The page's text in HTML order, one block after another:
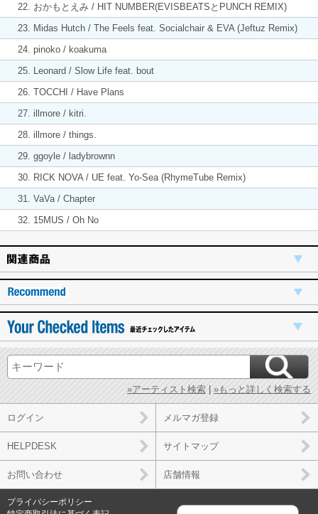
22. おかもとえみ / HIT NUMBER(EVISBEATSとPUNCH REMIX)
23. Midas Hutch / The Feels feat. Socialchair & EVA (Jeftuz Remix)
24. pinoko / koakuma
25. Leonard / Slow Life feat. bout
26. TOCCHI / Have Plans
27. illmore / kitri.
28. illmore / things.
29. ggoyle / ladybrownn
30. RICK NOVA / UE feat. Yo-Sea (RhymeTube Remix)
31. VaVa / Chapter
32. 15MUS / Oh No
»アーティスト検索 »もっと詳しく検索する
ログイン メルマガ登録
HELPDESK サイトマップ
お問い合わせ 店舗情報
プライバシーポリシー